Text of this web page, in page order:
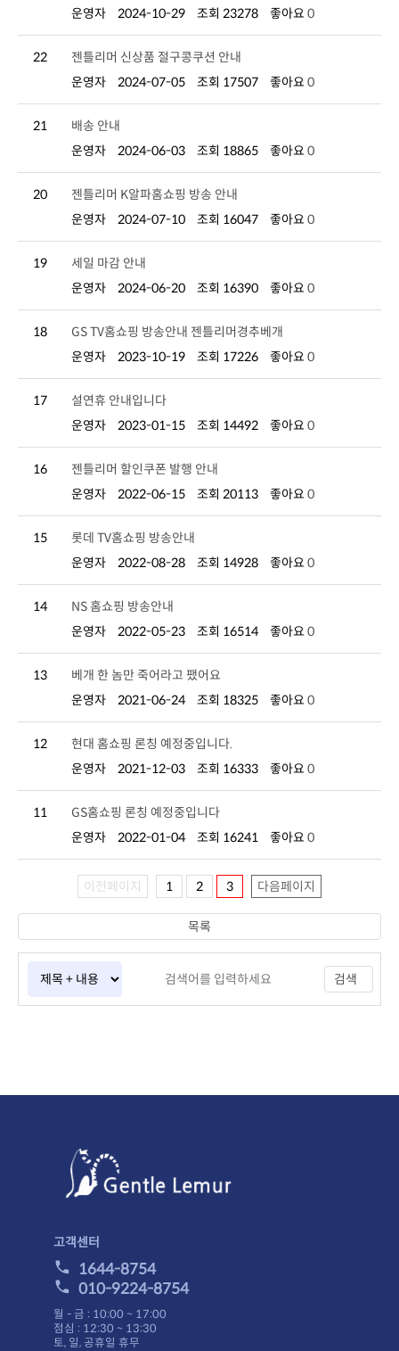
운영자 2024-10-29 조회 23278 좋아요 0
22
젠틀리머 신상품 절구콩쿠션 안내
운영자
2024-07-05 조회 17507 좋아요 0
21
배송 안내
운영자
2024-06-03 조회 18865 좋아요 0
20
젠틀리머 K알파홈쇼핑 방송 안내
운영자
2024-07-10 조회 16047 좋아요 0
19
세일 마감 안내
운영자
2024-06-20 조회 16390 좋아요 0
18
GS TV홈쇼핑 방송안내 젠틀리머경추베개
운영자
2023-10-19 조회 17226 좋아요 0
17
설연휴 안내입니다
운영자
2023-01-15 조회 14492 좋아요 0
16
젠틀리머 할인쿠폰 발행 안내
운영자
2022-06-15 조회 20113 좋아요 0
15
롯데 TV홈쇼핑 방송안내
운영자
2022-08-28 조회 14928 좋아요 0
14
NS 홈쇼핑 방송안내
운영자
2022-05-23 조회 16514 좋아요 0
13
베개 한 놈만 죽어라고 팼어요
운영자
2021-06-24 조회 18325 좋아요 0
12
현대 홈쇼핑 론칭 예정중입니다.
운영자
2021-12-03 조회 16333 좋아요 0
11
GS홈쇼핑 론칭 예정중입니다
운영자
2022-01-04 조회 16241 좋아요 0
이전페이지 1 2 3 다음페이지
검색
목록
고객센터
1644-8754
010-9224-8754
월 - 금 : 10:00 ~ 17:00
점심 : 12:30 ~ 13:30
토, 일, 공휴일 휴무